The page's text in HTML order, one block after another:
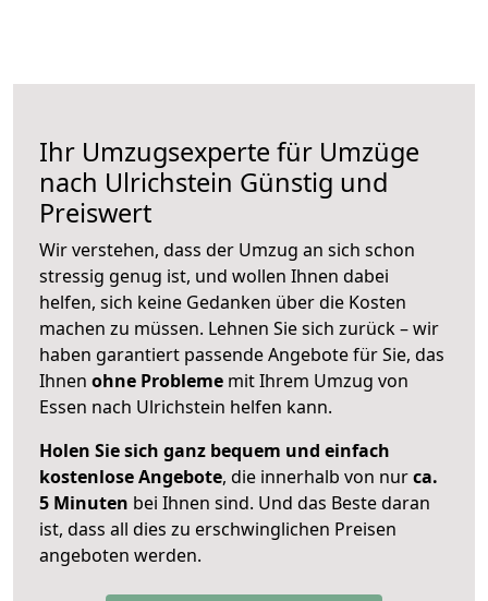
Ihr Umzugsexperte für Umzüge
nach Ulrichstein Günstig und
Preiswert
Wir verstehen, dass der Umzug an sich schon
stressig genug ist, und wollen Ihnen dabei
helfen, sich keine Gedanken über die Kosten
machen zu müssen. Lehnen Sie sich zurück – wir
haben garantiert passende Angebote für Sie, das
Ihnen ohne Probleme mit Ihrem Umzug von
Essen nach Ulrichstein helfen kann.
Holen Sie sich ganz bequem und einfach
kostenlose Angebote, die innerhalb von nurca.
5 Minuten bei Ihnen sind. Und das Beste daran
ist, dass all dies zu erschwinglichen Preisen
angeboten werden.